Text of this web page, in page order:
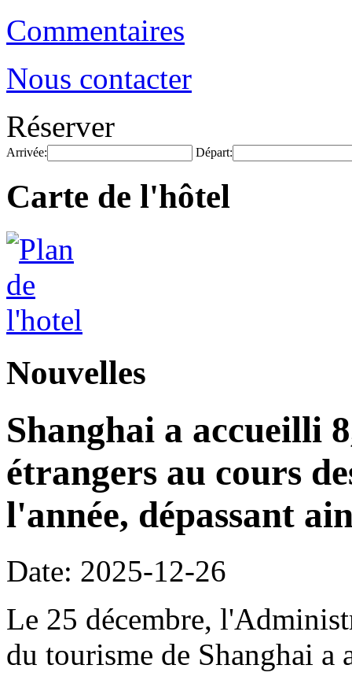
Commentaires
Nous contacter
Réserver
Arrivée: Départ:
Carte de l'hôtel
Nouvelles
Shanghai a accueilli
étrangers au cours
l'année, dépassant
Date: 2025-12-26
Le 25 décembre,
du tourisme de Shanghai